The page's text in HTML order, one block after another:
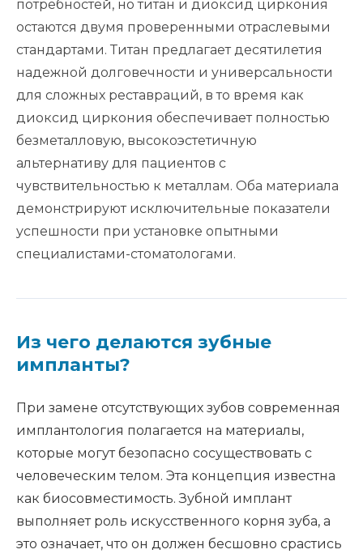
потребностей, но титан и диоксид циркония
остаются двумя проверенными отраслевыми
стандартами. Титан предлагает десятилетия
надежной долговечности и универсальности
для сложных реставраций, в то время как
диоксид циркония обеспечивает полностью
безметалловую, высокоэстетичную
альтернативу для пациентов с
чувствительностью к металлам. Оба материала
демонстрируют исключительные показатели
успешности при установке опытными
специалистами-стоматологами.
Из чего делаются зубные
импланты?
При замене отсутствующих зубов современная
имплантология полагается на материалы,
которые могут безопасно сосуществовать с
человеческим телом. Эта концепция известна
как биосовместимость. Зубной имплант
выполняет роль искусственного корня зуба, а
это означает, что он должен бесшовно срастись